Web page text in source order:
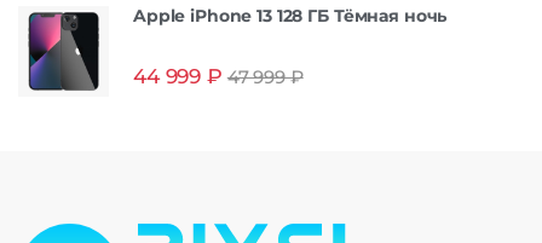
Apple iPhone 13 128 ГБ Тёмная ночь
44 999 ₽ 47 999₽